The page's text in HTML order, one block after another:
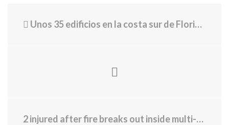
Unos 35 edificios en la costa sur de Florida se están hundiendo, dice un estudio
2 injured after fire breaks out inside multi-family house in Providence